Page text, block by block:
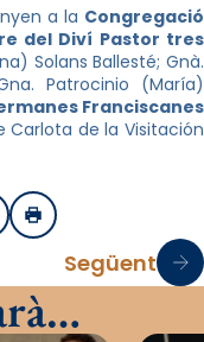
a la Congregació
del Diví Pastor tres
Solans Ballesté; Gnà.
Patrocinio (María)
Franciscanes
Carlota de la Visitación
Imprimir
Següent